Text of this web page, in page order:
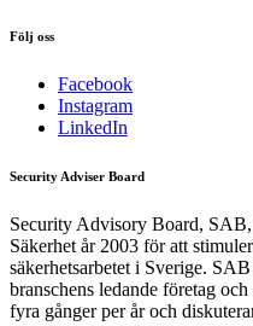
Följ oss
Facebook
Instagram
LinkedIn
Security Adviser Board
Security Advisory Board,
Säkerhet år 2003 för att
säkerhetsarbetet i Sverige.
branschens ledande företag
fyra gånger per år och